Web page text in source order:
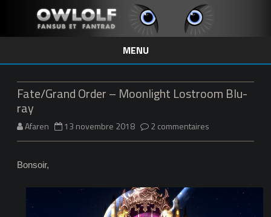
MENU
Skip
to
content
Fate/Grand Order – Moonlight Lostroom Blu-
ray
Afaren 13 novembre 2018 2 commentaires
–
Moonlight
Bonsoir,